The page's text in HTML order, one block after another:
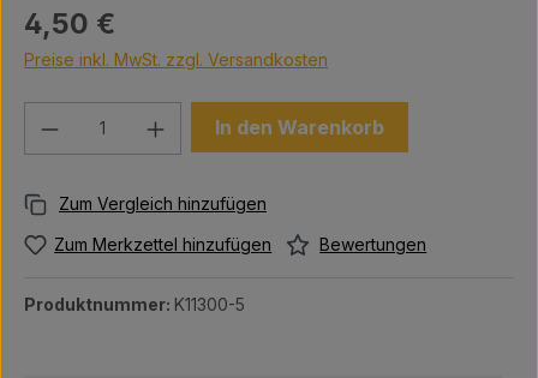
Regulärer Preis:
4,50 €
Preise inkl. MwSt. zzgl. Versandkosten
Produkt Anzahl: Gib den
In den Warenkorb
Zum Merkzettel hinzufügen Bewertungen
Produktnummer: K11300-5